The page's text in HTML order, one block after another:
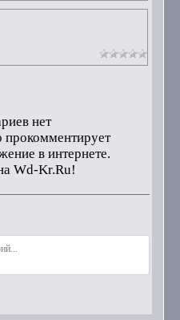
нет
прокомментирует
в интернете.
Wd-Kr.Ru!